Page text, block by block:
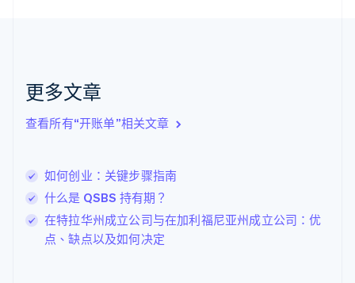
更多文章
查看所有“开账单”相关文章
如何创业：关键步骤指南
什么是 QSBS 持有期？
在特拉华州成立公司与在加利福尼亚州成立公司：优
点、缺点以及如何决定
English Italiano
拉脱维亚
立陶宛
Deutsch English
卢森堡
Français Deutsch English
罗马尼亚
English